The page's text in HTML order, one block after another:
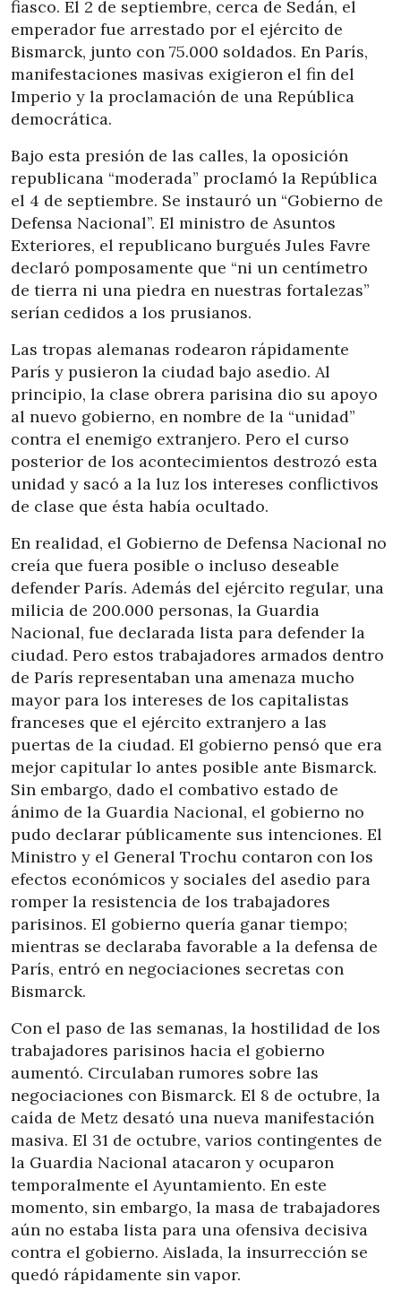
fiasco. El 2 de septiembre, cerca de Sedán, el
emperador fue arrestado por el ejército de
Bismarck, junto con 75.000 soldados. En París,
manifestaciones masivas exigieron el fin del
Imperio y la proclamación de una República
democrática.
Bajo esta presión de las calles, la oposición
republicana “moderada” proclamó la República
el 4 de septiembre. Se instauró un “Gobierno de
Defensa Nacional”. El ministro de Asuntos
Exteriores, el republicano burgués Jules Favre
declaró pomposamente que “ni un centímetro
de tierra ni una piedra en nuestras fortalezas”
serían cedidos a los prusianos.
Las tropas alemanas rodearon rápidamente
París y pusieron la ciudad bajo asedio. Al
principio, la clase obrera parisina dio su apoyo
al nuevo gobierno, en nombre de la “unidad”
contra el enemigo extranjero. Pero el curso
posterior de los acontecimientos destrozó esta
unidad y sacó a la luz los intereses conflictivos
de clase que ésta había ocultado.
En realidad, el Gobierno de Defensa Nacional no
creía que fuera posible o incluso deseable
defender París. Además del ejército regular, una
milicia de 200.000 personas, la Guardia
Nacional, fue declarada lista para defender la
ciudad. Pero estos trabajadores armados dentro
de París representaban una amenaza mucho
mayor para los intereses de los capitalistas
franceses que el ejército extranjero a las
puertas de la ciudad. El gobierno pensó que era
mejor capitular lo antes posible ante Bismarck.
Sin embargo, dado el combativo estado de
ánimo de la Guardia Nacional, el gobierno no
pudo declarar públicamente sus intenciones. El
Ministro y el General Trochu contaron con los
efectos económicos y sociales del asedio para
romper la resistencia de los trabajadores
parisinos. El gobierno quería ganar tiempo;
mientras se declaraba favorable a la defensa de
París, entró en negociaciones secretas con
Bismarck.
Con el paso de las semanas, la hostilidad de los
trabajadores parisinos hacia el gobierno
aumentó. Circulaban rumores sobre las
negociaciones con Bismarck. El 8 de octubre, la
caída de Metz desató una nueva manifestación
masiva. El 31 de octubre, varios contingentes de
la Guardia Nacional atacaron y ocuparon
temporalmente el Ayuntamiento. En este
momento, sin embargo, la masa de trabajadores
aún no estaba lista para una ofensiva decisiva
contra el gobierno. Aislada, la insurrección se
quedó rápidamente sin vapor.